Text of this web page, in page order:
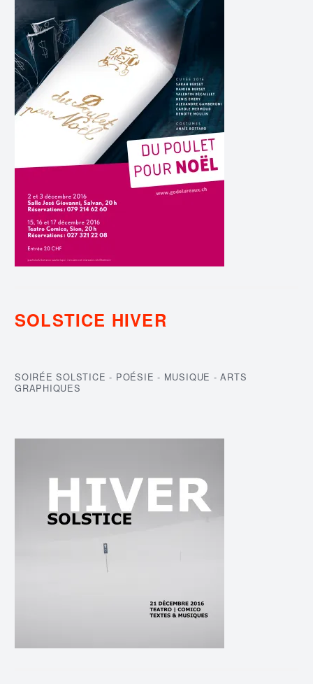
SOLSTICE HIVER
SOIRÉE SOLSTICE - POÉSIE - MUSIQUE - ARTS
GRAPHIQUES